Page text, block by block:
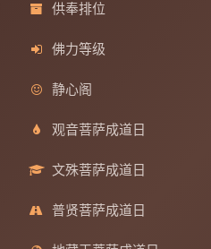
供奉排位
佛力等级
静心阁
观音菩萨成道日
文殊菩萨成道日
普贤菩萨成道日